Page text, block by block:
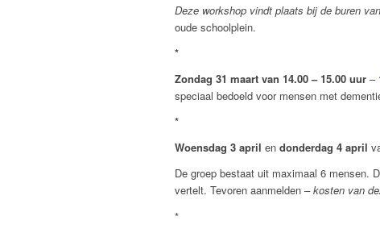
Deze workshop vindt plaats bij de buren
oude schoolplein.
*
Zondag 31 maart van 14.00 – 15.00 uur –
speciaal bedoeld voor mensen met
*
Woensdag 3 april en donderdag 4 april
De groep bestaat uit maximaal 6 mensen.
vertelt. Tevoren aanmelden –kosten van
*